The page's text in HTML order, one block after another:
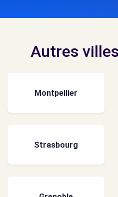
Autres
Montpellier
Strasbourg